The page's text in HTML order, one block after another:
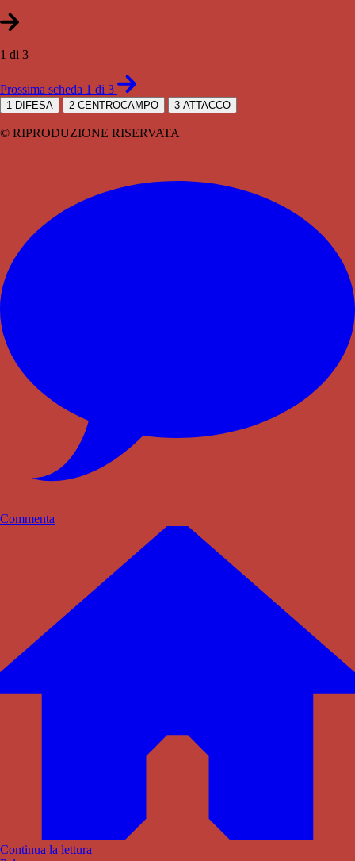
1 di 3
Prossima scheda 1 di 3
1 DIFESA 2 CENTROCAMPO 3 ATTACCO
© RIPRODUZIONE RISERVATA
Commenta
Continua la lettura